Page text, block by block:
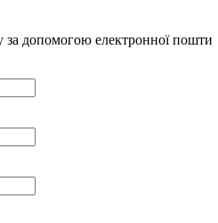
за допомогою електронної пошти